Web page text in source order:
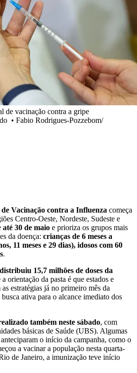
de vacinação contra a gripe
• Fabio Rodrigues-Pozzebom/
Vacinação contra a Influenza começa
Centro-Oeste, Nordeste, Sudeste e
até 30 de maio e prioriza os grupos mais
da doença: crianças de 6 meses a
11 meses e 29 dias), idosos com 60
.
15,7 milhões de doses da
a orientação da pasta é que estados e
estratégias já no primeiro mês da
ativa para o alcance imediato dos
também neste sábado, com
básicas de Saúde (UBS). Algumas
o início da campanha, como o
a vacinar a população nesta quarta-
de Janeiro, a imunização teve início